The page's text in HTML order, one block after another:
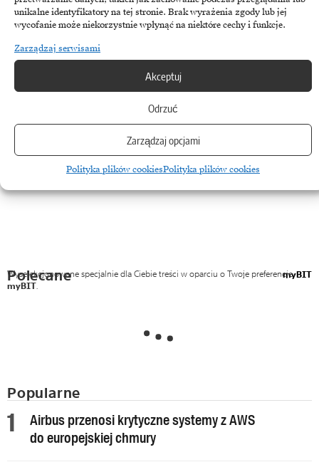
unikalne identyfikatory na tej stronie. Brak wyrażenia zgody lub jej
wycofanie może niekorzystnie wpłynąć na niektóre cechy i funkcje.
Zarządzaj serwisami
Akceptuj
Odrzuć
Zarządzaj opcjami
Polityka plików cookiesPolityka plików cookies
Polska waluta odzyskuje stabilność dzięki wyciszeniu napięć
decydentów monetarnych. Połączenie dyplomatycznego…
Polecane myBIT
Wyselekcjonowane specjalnie dla Ciebie treści w oparciu o Twoje preferencje
myBIT.
Popularne
Airbus przenosi krytyczne systemy z AWS
do europejskiej chmury